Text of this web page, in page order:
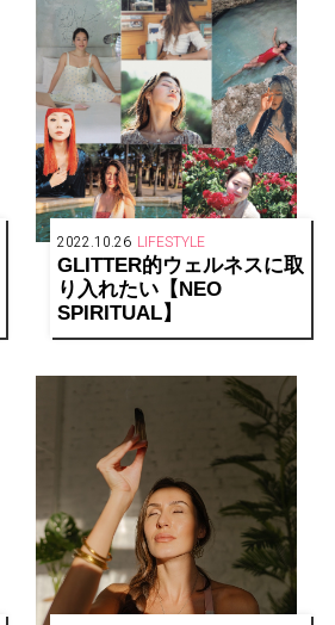
2022.10.26 LIFESTYLE
GLITTER的ウェルネスに取
り入れたい【NEO
SPIRITUAL】